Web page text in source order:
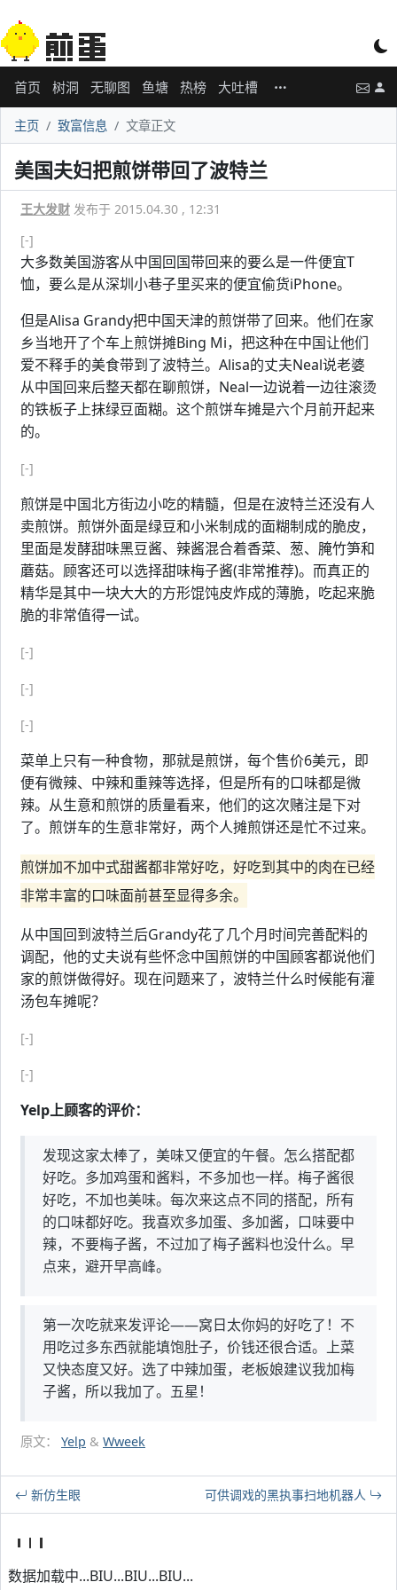
首页 树洞 无聊图 鱼塘 热榜 大吐槽
主页 致富信息 文章正文
美国夫妇把煎饼带回了波特兰
王大发财 发布于 2015.04.30 , 12:31
[-]
大多数美国游客从中国回国带回来的要么是一件便宜T
恤，要么是从深圳小巷子里买来的便宜偷货iPhone。
但是Alisa Grandy把中国天津的煎饼带了回来。他们在家
乡当地开了个车上煎饼摊Bing Mi，把这种在中国让他们
爱不释手的美食带到了波特兰。Alisa的丈夫Neal说老婆
从中国回来后整天都在聊煎饼，Neal一边说着一边往滚烫
的铁板子上抹绿豆面糊。这个煎饼车摊是六个月前开起来
的。
[-]
煎饼是中国北方街边小吃的精髓，但是在波特兰还没有人
卖煎饼。煎饼外面是绿豆和小米制成的面糊制成的脆皮，
里面是发酵甜味黑豆酱、辣酱混合着香菜、葱、腌竹笋和
蘑菇。顾客还可以选择甜味梅子酱(非常推荐)。而真正的
精华是其中一块大大的方形馄饨皮炸成的薄脆，吃起来脆
脆的非常值得一试。
[-]
[-]
[-]
菜单上只有一种食物，那就是煎饼，每个售价6美元，即
便有微辣、中辣和重辣等选择，但是所有的口味都是微
辣。从生意和煎饼的质量看来，他们的这次赌注是下对
了。煎饼车的生意非常好，两个人摊煎饼还是忙不过来。
煎饼加不加中式甜酱都非常好吃，好吃到其中的肉在已经
非常丰富的口味面前甚至显得多余。
从中国回到波特兰后Grandy花了几个月时间完善配料的
调配，他的丈夫说有些怀念中国煎饼的中国顾客都说他们
家的煎饼做得好。现在问题来了，波特兰什么时候能有灌
汤包车摊呢？
[-]
[-]
Yelp上顾客的评价：
发现这家太棒了，美味又便宜的午餐。怎么搭配都
好吃。多加鸡蛋和酱料，不多加也一样。梅子酱很
好吃，不加也美味。每次来这点不同的搭配，所有
的口味都好吃。我喜欢多加蛋、多加酱，口味要中
辣，不要梅子酱，不过加了梅子酱料也没什么。早
点来，避开早高峰。
第一次吃就来发评论——窝日太你妈的好吃了！不
用吃过多东西就能填饱肚子，价钱还很合适。上菜
又快态度又好。选了中辣加蛋，老板娘建议我加梅
子酱，所以我加了。五星！
原文： Yelp & Wweek
新仿生眼 可供调戏的黑执事扫地机器人
数据加载中...BIU...BIU...BIU...